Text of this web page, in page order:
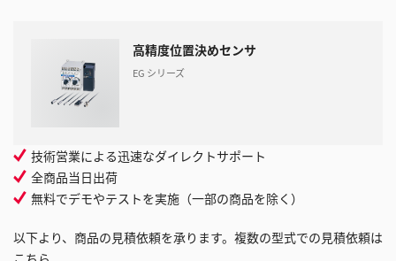
高精度位置決めセンサ
EG シリーズ
技術営業による迅速なダイレクトサポート
全商品当日出荷
無料でデモやテストを実施（一部の商品を除く）
以下より、商品の見積依頼を承ります。複数の型式での見積依頼は